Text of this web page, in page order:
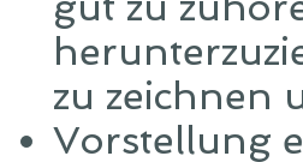
zu zeichnen
Vorstellung